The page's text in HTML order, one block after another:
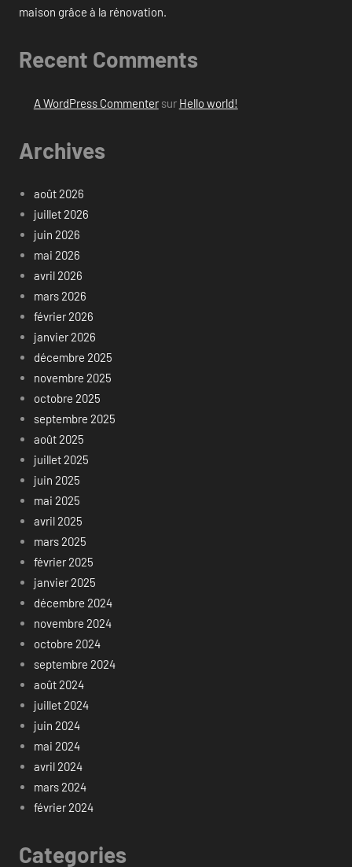
maison grâce à la rénovation.
Recent Comments
A WordPress Commentersur Hello world!
Archives
août 2026
juillet 2026
juin 2026
mai 2026
avril 2026
mars 2026
février 2026
janvier 2026
décembre 2025
novembre 2025
octobre 2025
septembre 2025
août 2025
juillet 2025
juin 2025
mai 2025
avril 2025
mars 2025
février 2025
janvier 2025
décembre 2024
novembre 2024
octobre 2024
septembre 2024
août 2024
juillet 2024
juin 2024
mai 2024
avril 2024
mars 2024
février 2024
Categories